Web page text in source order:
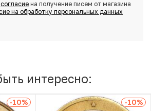
согласиена получение писем от магазина
на обработку персональных данных
интересно:
-10% -10%